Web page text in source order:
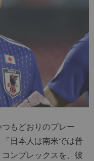
もどおりのプレー
日本人は南米では普
ンプレックスを、彼